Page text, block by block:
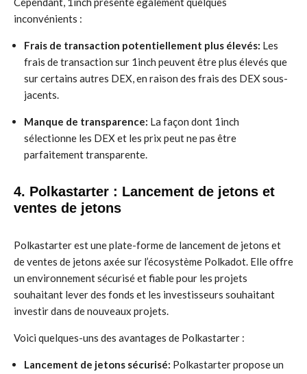
inconvénients :
Frais de transaction potentiellement plus élevés: Les
frais de transaction sur 1inch peuvent être plus élevés que
sur certains autres DEX, en raison des frais des DEX sous-
jacents.
Manque de transparence: La façon dont 1inch
sélectionne les DEX et les prix peut ne pas être
parfaitement transparente.
4. Polkastarter : Lancement de jetons et
ventes de jetons
Polkastarter est une plate-forme de lancement de jetons et
de ventes de jetons axée sur l’écosystème Polkadot. Elle offre
un environnement sécurisé et fiable pour les projets
souhaitant lever des fonds et les investisseurs souhaitant
investir dans de nouveaux projets.
Voici quelques-uns des avantages de Polkastarter :
Lancement de jetons sécurisé: Polkastarter propose un